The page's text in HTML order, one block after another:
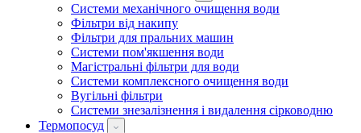
Системи механічного очищення води
Фільтри від накипу
Фільтри для пральних машин
Системи пом'якшення води
Магістральні фільтри для води
Системи комплексного очищення води
Вугільні фільтри
Системи знезалізнення і видалення сірководню
Термопосуд